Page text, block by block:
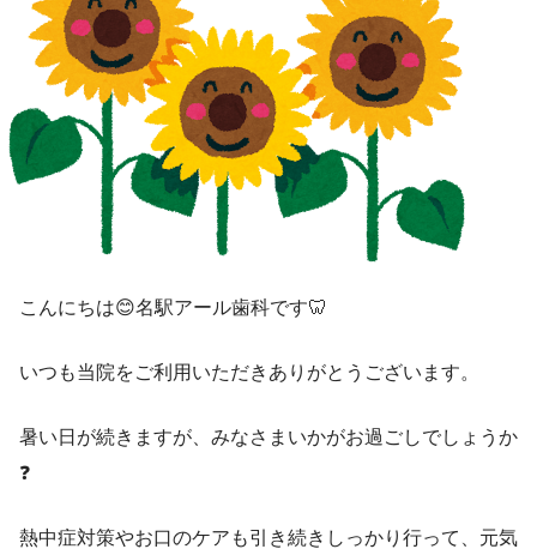
こんにちは😊名駅アール歯科です🦷
いつも当院をご利用いただきありがとうございます。
暑い日が続きますが、みなさまいかがお過ごしでしょうか
❓
熱中症対策やお口のケアも引き続きしっかり行って、元気